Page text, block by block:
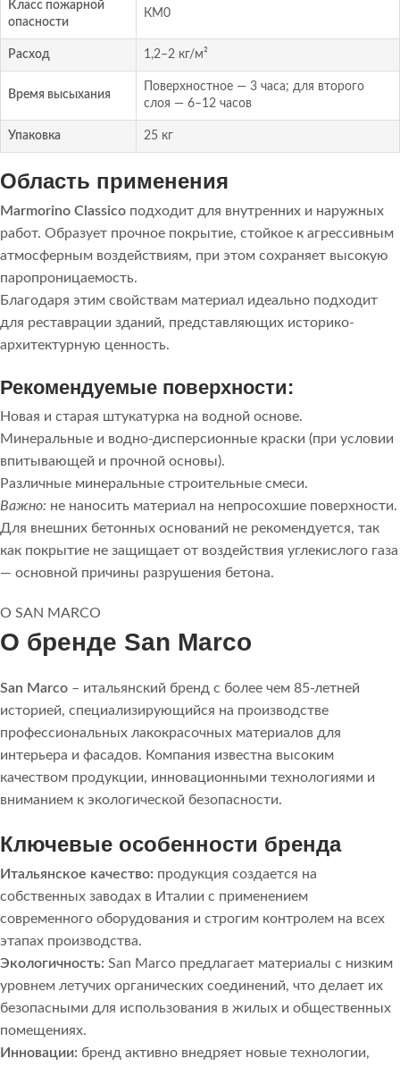
Класс пожарной
опасности
КМ0
Расход 1,2–2 кг/м²
Время высыхания
Поверхностное — 3 часа; для второго
слоя — 6–12 часов
Упаковка 25 кг
Область применения
Marmorino Classico подходит для внутренних и наружных
работ. Образует прочное покрытие, стойкое к агрессивным
атмосферным воздействиям, при этом сохраняет высокую
паропроницаемость.
Благодаря этим свойствам материал идеально подходит
для реставрации зданий, представляющих историко-
архитектурную ценность.
Рекомендуемые поверхности:
Новая и старая штукатурка на водной основе.
Минеральные и водно-дисперсионные краски (при условии
впитывающей и прочной основы).
Различные минеральные строительные смеси.
Важно: не наносить материал на непросохшие поверхности.
Для внешних бетонных оснований не рекомендуется, так
как покрытие не защищает от воздействия углекислого газа
— основной причины разрушения бетона.
О SAN MARCO
О бренде San Marco
San Marco – итальянский бренд с более чем 85-летней
историей, специализирующийся на производстве
профессиональных лакокрасочных материалов для
интерьера и фасадов. Компания известна высоким
качеством продукции, инновационными технологиями и
вниманием к экологической безопасности.
Ключевые особенности бренда
Итальянское качество: продукция создается на
собственных заводах в Италии с применением
современного оборудования и строгим контролем на всех
этапах производства.
Экологичность: San Marco предлагает материалы с низким
уровнем летучих органических соединений, что делает их
безопасными для использования в жилых и общественных
помещениях.
Инновации: бренд активно внедряет новые технологии,